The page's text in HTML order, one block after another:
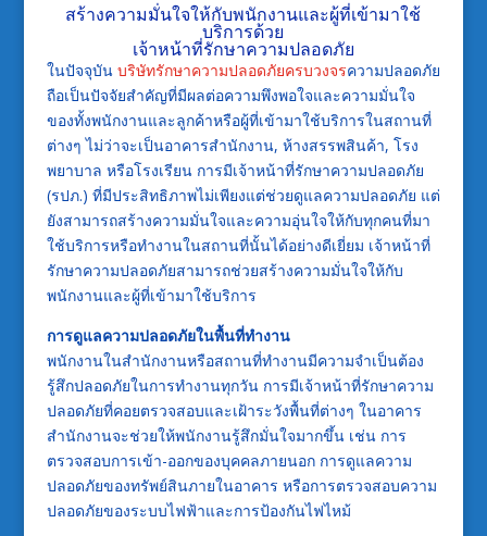
สร้างความมั่นใจให้กับพนักงานและผู้ที่เข้ามาใช้
บริการด้วย
เจ้าหน้าที่รักษาความปลอดภัย
ในปัจจุบัน บริษัทรักษาความปลอดภัยครบวงจรความปลอดภัย
ถือเป็นปัจจัยสำคัญที่มีผลต่อความพึงพอใจและความมั่นใจ
ของทั้งพนักงานและลูกค้าหรือผู้ที่เข้ามาใช้บริการในสถานที่
ต่างๆ ไม่ว่าจะเป็นอาคารสำนักงาน, ห้างสรรพสินค้า, โรง
พยาบาล หรือโรงเรียน การมีเจ้าหน้าที่รักษาความปลอดภัย
(รปภ.) ที่มีประสิทธิภาพไม่เพียงแต่ช่วยดูแลความปลอดภัย แต่
ยังสามารถสร้างความมั่นใจและความอุ่นใจให้กับทุกคนที่มา
ใช้บริการหรือทำงานในสถานที่นั้นได้อย่างดีเยี่ยม เจ้าหน้าที่
รักษาความปลอดภัยสามารถช่วยสร้างความมั่นใจให้กับ
พนักงานและผู้ที่เข้ามาใช้บริการ
การดูแลความปลอดภัยในพื้นที่ทำงาน
พนักงานในสำนักงานหรือสถานที่ทำงานมีความจำเป็นต้อง
รู้สึกปลอดภัยในการทำงานทุกวัน การมีเจ้าหน้าที่รักษาความ
ปลอดภัยที่คอยตรวจสอบและเฝ้าระวังพื้นที่ต่างๆ ในอาคาร
สำนักงานจะช่วยให้พนักงานรู้สึกมั่นใจมากขึ้น เช่น การ
ตรวจสอบการเข้า-ออกของบุคคลภายนอก การดูแลความ
ปลอดภัยของทรัพย์สินภายในอาคาร หรือการตรวจสอบความ
ปลอดภัยของระบบไฟฟ้าและการป้องกันไฟไหม้